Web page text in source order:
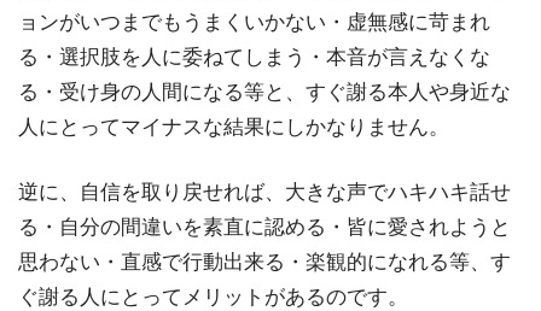
ョンがいつまでもうまくいかない・虚無感に苛まれ
る・選択肢を人に委ねてしまう・本音が言えなくな
る・受け身の人間になる等と、すぐ謝る本人や身近な
人にとってマイナスな結果にしかなりません。
逆に、自信を取り戻せれば、大きな声でハキハキ話せ
る・自分の間違いを素直に認める・皆に愛されようと
思わない・直感で行動出来る・楽観的になれる等、す
ぐ謝る人にとってメリットがあるのです。